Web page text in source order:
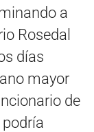
a
Rosedal
días
mayor
de